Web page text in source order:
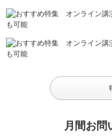
月間お問